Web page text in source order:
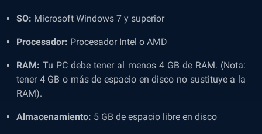
SO: Microsoft Windows 7 y superior
Procesador: Procesador Intel o AMD
RAM: Tu PC debe tener al menos 4 GB de RAM. (Nota:
tener 4 GB o más de espacio en disco no sustituye a la
RAM).
Almacenamiento: 5 GB de espacio libre en disco